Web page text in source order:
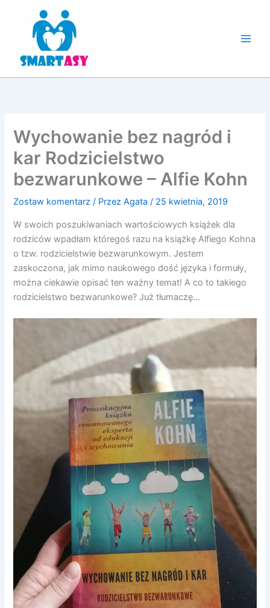
Wychowanie bez nagród i
kar Rodzicielstwo
bezwarunkowe – Alfie Kohn
Zostaw komentarz / PrzezAgata/ 25 kwietnia, 2019
W swoich poszukiwaniach wartościowych książek dla
rodziców wpadłam któregoś razu na książkę Alfiego Kohna
o tzw. rodzicielstwie bezwarunkowym. Jestem
zaskoczona, jak mimo naukowego dość języka i formuły,
można ciekawie opisać ten ważny temat! A co to takiego
rodzicielstwo bezwarunkowe? Już tłumaczę…